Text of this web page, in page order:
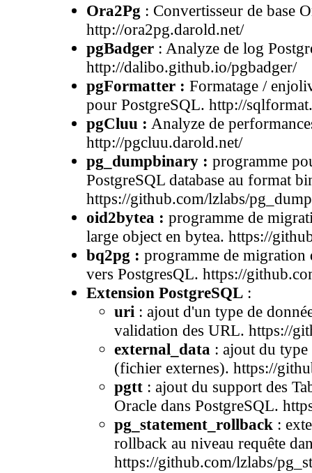
Ora2Pg : Convertisseur de base
http://ora2pg.darold.net/
pgBadger: Analyze de log
http://dalibo.github.io/pgbadger/
pgFormatter : Formatage /
pour PostgreSQL. http://
pgCluu : Analyze de
http://pgcluu.darold.net/
pg_dumpbinary : programme
PostgreSQL database au format
https://github.com/lzlabs/
oid2bytea : programme de
large object en bytea. https://
bq2pg : programme de migration
vers PostgresQL. https://
Extension PostgreSQL:
uri : ajout d'un type de
validation des URL. https://
external_data : ajout du type
(fichier externes). https://
pgtt: ajout du support des
Oracle dans PostgreSQL.
pg_statement_rollback :
rollback au niveau requête
https://github.com/lzlabs/